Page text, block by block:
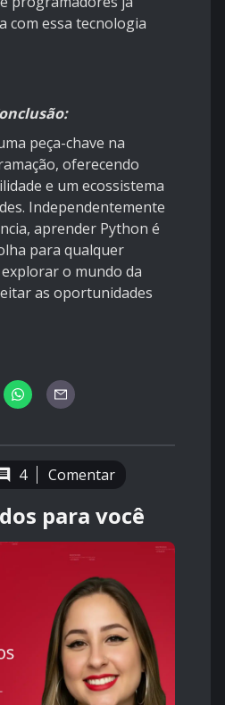
com essa tecnologia
peça-chave na
oferecendo
e um ecossistema
Independentemente
aprender Python é
para qualquer
o mundo da
as oportunidades
4 Comentar
para você